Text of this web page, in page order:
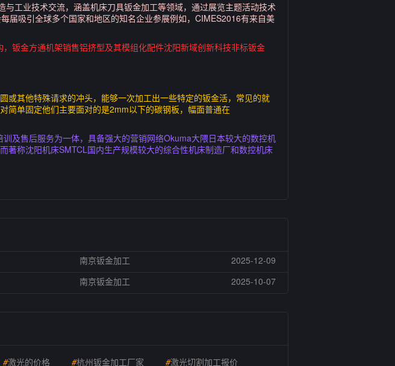
工业技术交流，涵盖机床刀具钣金加工等领域，通过展览主题活动技术
届吸引全球多个国家和地区的知名企业参展例如，CIMES2016有来自美
钣金方通机架销售铝挤型及其模组化配件沈阳新域创新科技非标钣金
或其他特殊请求的冲头，能够一次加工出一些特定的钣金活，常见的就
简单固定他们主要面对的是2mm以下的碳钢板，幅面普通在
及售后服务为一体，具备强大的营销网络Okuma大隈日本较大的数控机
著称沈阳机床SMTCL国内生产规模较大的综合性机床制造厂和数控机床
南京钣金加工
2025-12-09
南京钣金加工 2025-10-07
#激光的价格 #杭州钣金加工厂家 #激光切割加工报价